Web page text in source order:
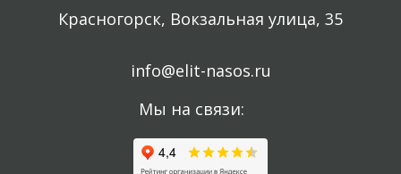
Красногорск, Вокзальная улица, 35
info@elit-nasos.ru
Мы на связи: